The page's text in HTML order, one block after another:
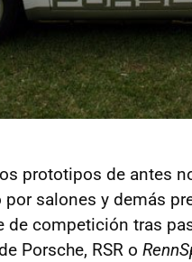
prototipos de antes
salones y demás
de competición tras
Porsche, RSR o